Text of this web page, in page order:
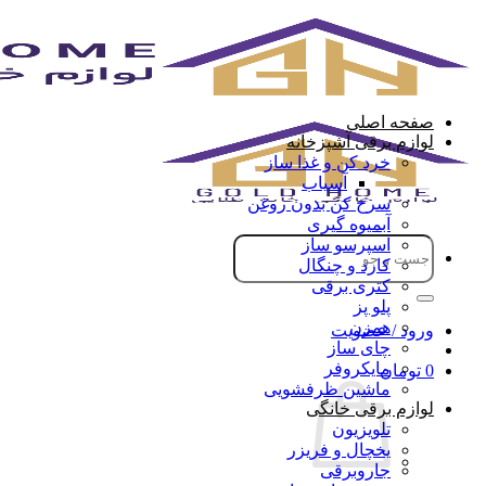
content
جستجو
برای:
ورود / عضویت
0 تومان
صفحه اصلی
لوازم برقی آشپزخانه
خرد کن و غذا ساز
آسیاب
سرخ کن بدون روغن
آبمیوه گیری
اسپرسو ساز
کارد و چنگال
کتری برقی
پلو پز
همزن
چای ساز
مایکروفر
ماشین ظرفشویی
لوازم برقی خانگی
تلویزیون
یخچال و فریزر
جاروبرقی